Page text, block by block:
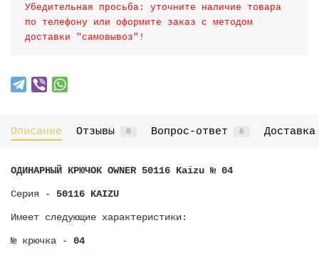
Убедительная просьба: уточните наличие товара
по телефону или оформите заказ с методом
доставки "самовывоз"!
Описание Отзывы 0 Вопрос-ответ 0
ОДИНАРНЫЙ КРЮЧОК OWNER 50116 Kaizu № 04
Серия - 50116 KAIZU
Имеет следующие характеристики:
№ крючка - 04